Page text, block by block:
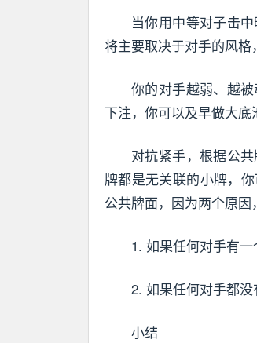
当你用中等对子击
将主要取决于对手的风格
你的对手越弱、越
下注，你可以及早做大底
对抗紧手，根据公
牌都是无关联的小牌，
公共牌面，因为两个原因
1. 如果任何对手有一
2. 如果任何对手都没
小结